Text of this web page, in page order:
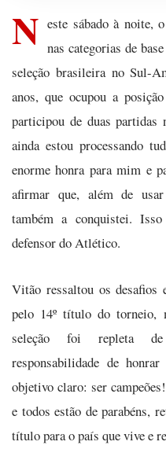
N este sábado à noite,
nas categorias de
seleção brasileira no Sul-
anos, que ocupou a
participou de duas partidas
ainda estou processando
enorme honra para mim e
afirmar que, além de
também a conquistei.
defensor do Atlético.
Vitão ressaltou os desafios
pelo 14º título do torneio,
seleção foi repleta de
responsabilidade de
objetivo claro: ser
e todos estão de parabéns,
título para o país que vive e